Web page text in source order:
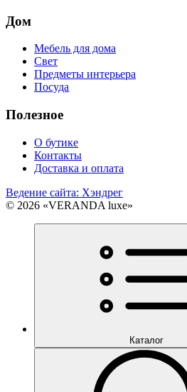
Дом
Мебель для дома
Свет
Предметы интерьера
Посуда
Полезное
О бутике
Контакты
Доставка и оплата
Ведение сайта: Хэндрег
© 2026 «VERANDA luxe»
Каталог